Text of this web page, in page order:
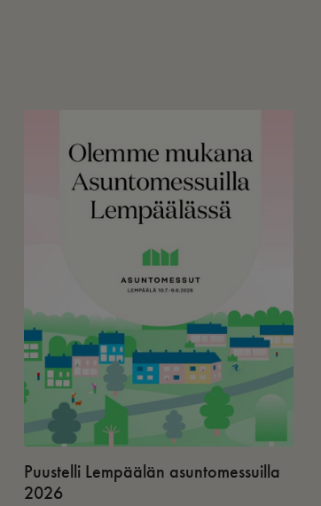
Puustelli Lempäälän asuntomessuilla
2026